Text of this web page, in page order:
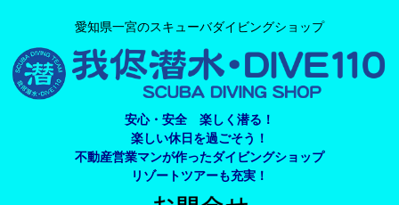
愛知県一宮のスキューバダイビングショップ
安心・安全 楽しく潜る！
楽しい休日を過ごそう！
不動産営業マンが作ったダイビングショップ
リゾートツアーも充実！